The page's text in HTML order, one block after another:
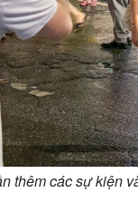
thêm các sự kiện